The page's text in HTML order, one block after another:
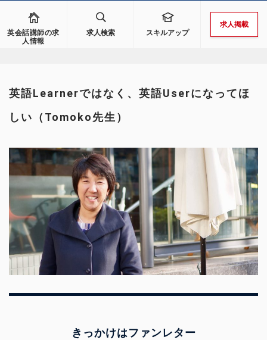
英会話講師の求
人情報
求人検索 スキルアップ
求人掲載
英語Learnerではなく、英語Userになってほ
しい（Tomoko先生）
きっかけはファンレター